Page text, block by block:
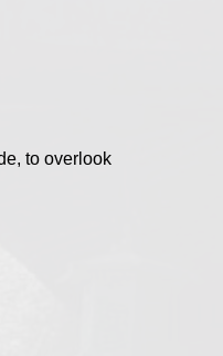
to overlook